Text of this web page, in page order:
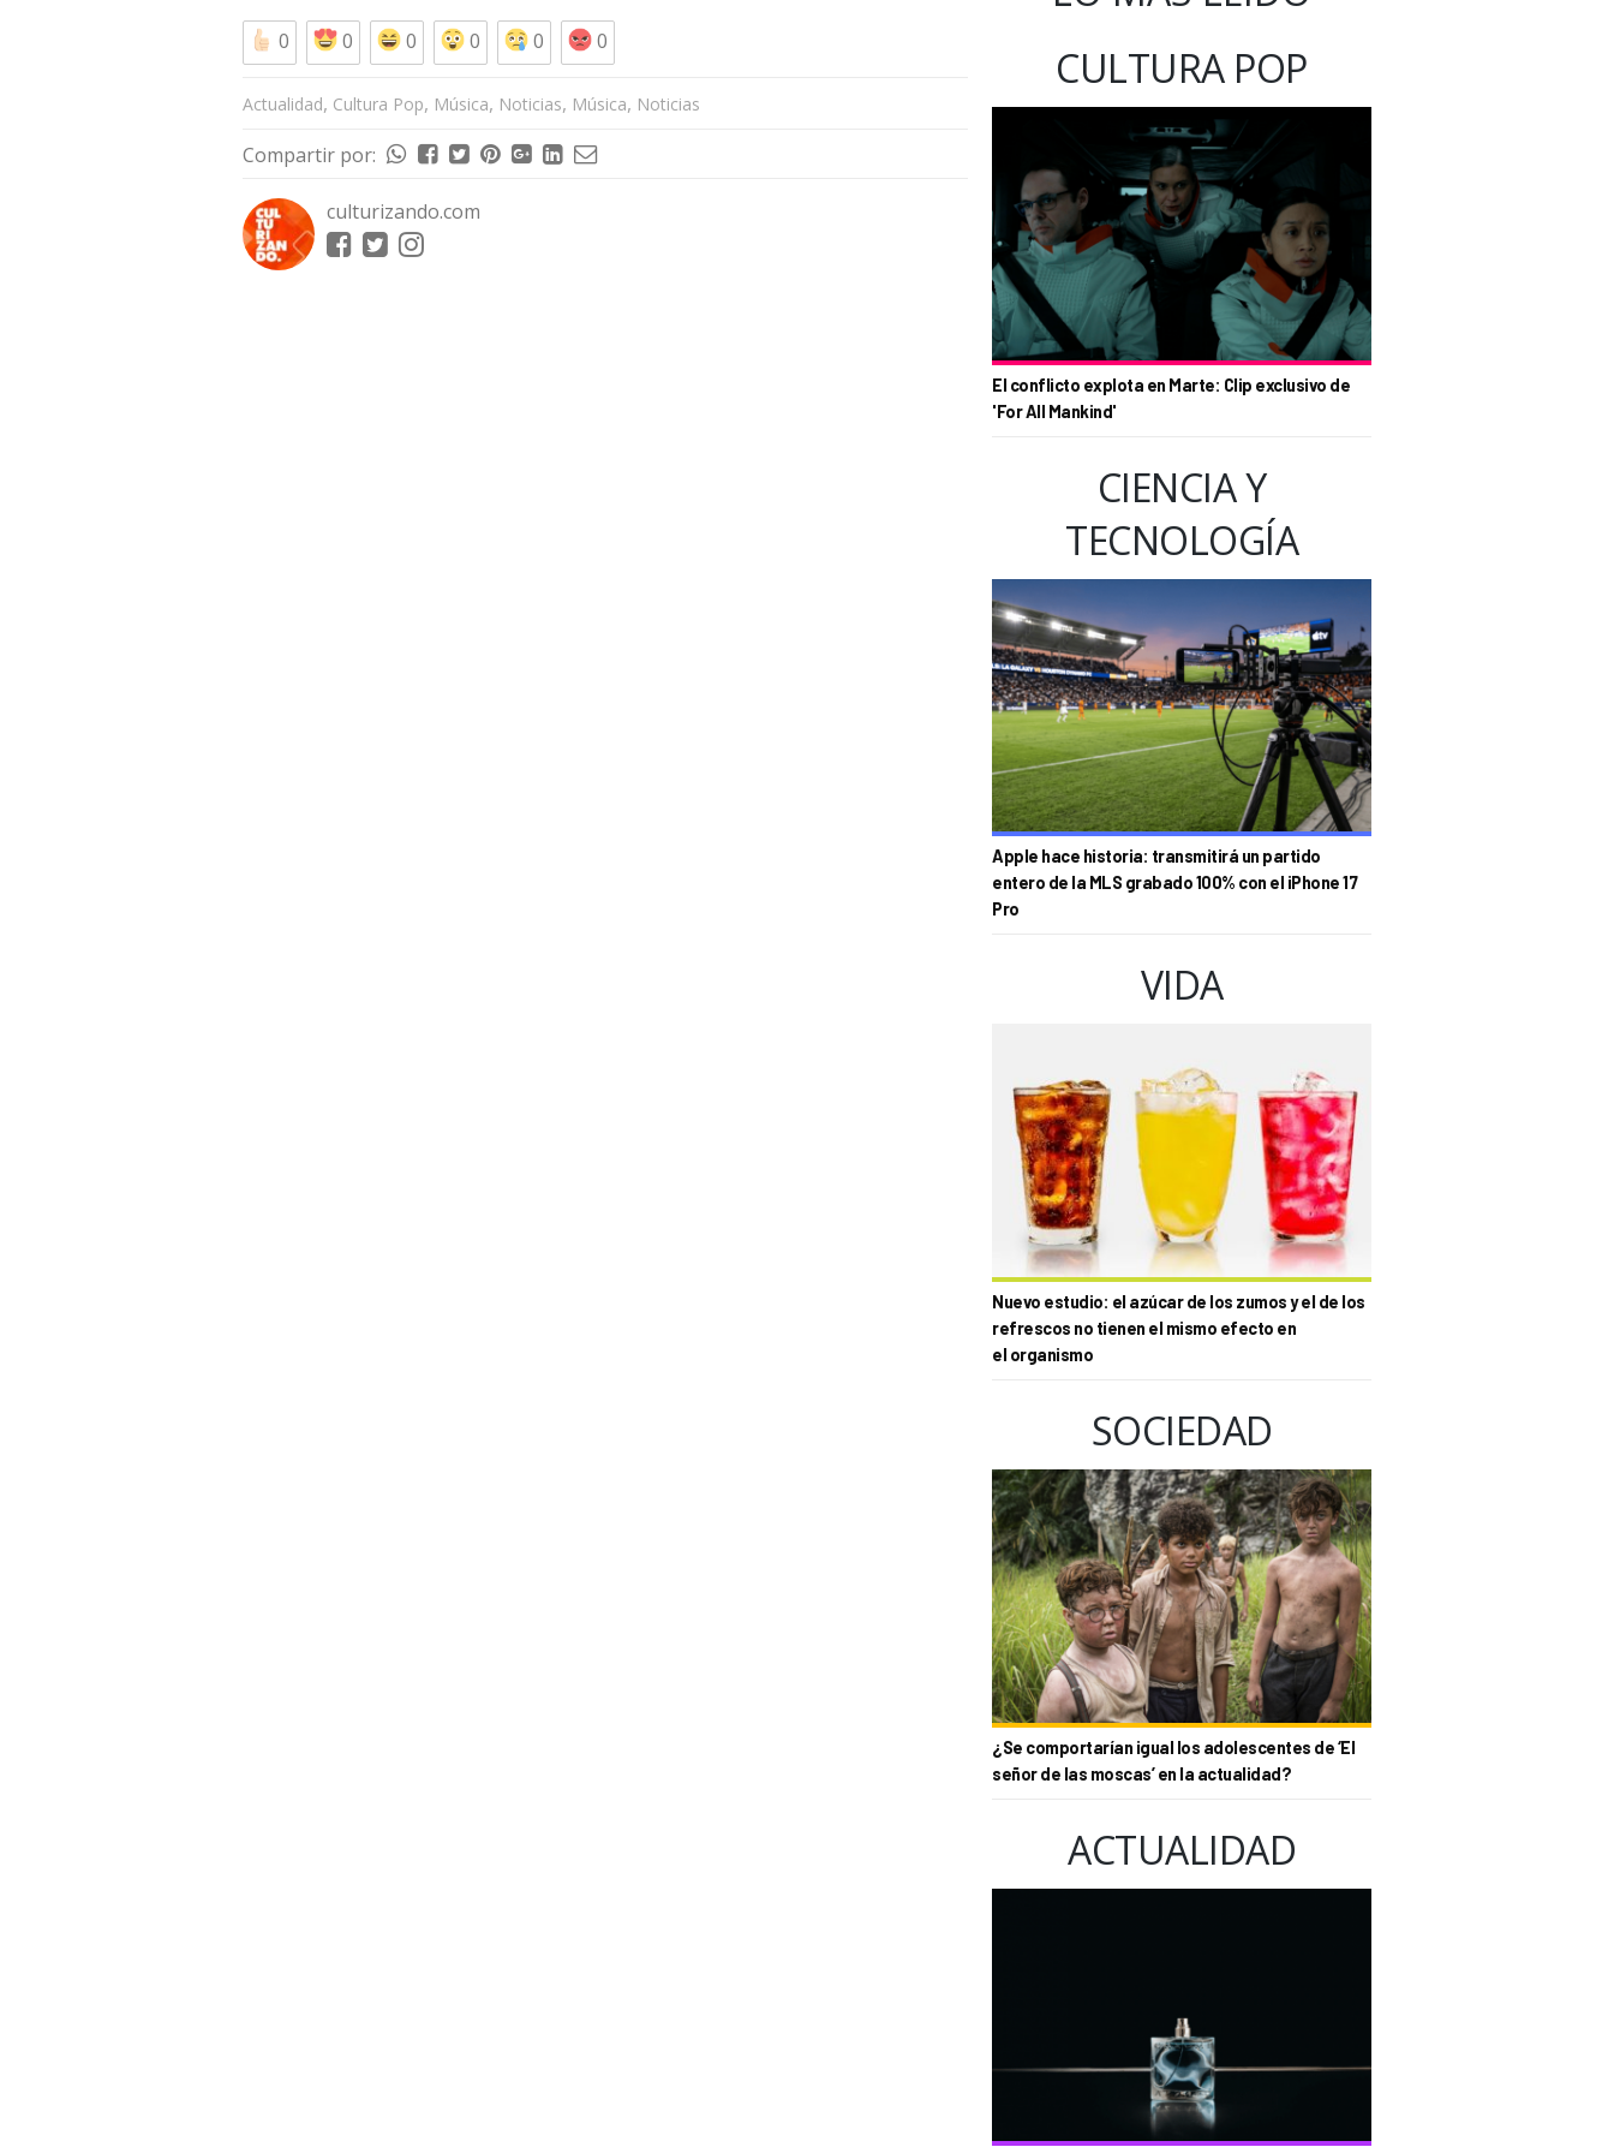
0
0 0 0 0 0
Actualidad, Cultura Pop, Música, Noticias, Música, Noticias
Compartir por:
culturizando.com
CULTURA POP
El conflicto explota en Marte: Clip exclusivo de
'For All Mankind'
CIENCIA Y
TECNOLOGÍA
Apple hace historia: transmitirá un partido
entero de la MLS grabado 100% con el iPhone 17
Pro
VIDA
Nuevo estudio: el azúcar de los zumos y el de los
refrescos no tienen el mismo efecto en
el organismo
SOCIEDAD
¿Se comportarían igual los adolescentes de ‘El
señor de las moscas’ en la actualidad?
ACTUALIDAD